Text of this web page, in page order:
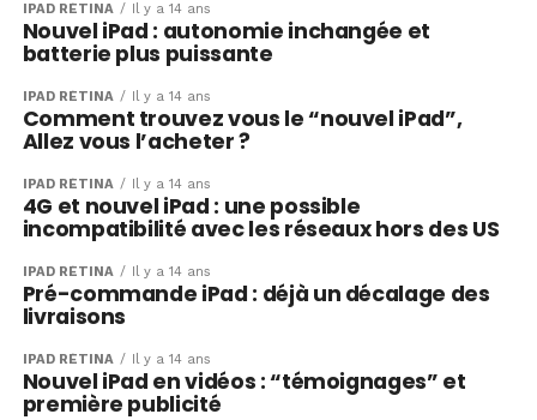
IPAD RÉTINA Il y a 14 ans
Nouvel iPad : autonomie inchangée et
batterie plus puissante
IPAD RÉTINA Il y a 14 ans
Comment trouvez vous le “nouvel iPad”,
Allez vous l’acheter ?
IPAD RÉTINA Il y a 14 ans
4G et nouvel iPad : une possible
incompatibilité avec les réseaux hors des US
IPAD RÉTINA Il y a 14 ans
Pré-commande iPad : déjà un décalage des
livraisons
IPAD RÉTINA Il y a 14 ans
Nouvel iPad en vidéos : “témoignages” et
première publicité